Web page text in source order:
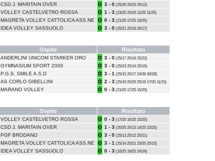
CSD J. MARITAIN OVER O 3 - 0 (25/20 25/23 25/12)
VOLLEY CASTELVETRO ROSSA O 1 - 3 (23/25 25/20 12/25 11/25)
MAGRETA VOLLEY CATTOLICA ASS.NE O 0 - 3 (21/25 17/25 19/25)
IDEA VOLLEY SASSUOLO O 3 - 0 (25/21 25/16 25/17)
Ospite Risultato
ANDERLINI UNICOM STARKER ORO O 3 - 0 (25/17 25/16 25/22)
GYMNASIUM SPORT 2000 O 3 - 0 (25/23 25/14 25/19)
P.G.S. SMILE A.S.D O 3 - 1 (25/15 25/17 24/26 30/28)
AS CORLO GIBELLINI O 2 - 3 (25/19 20/25 25/19 17/25 11/15)
MARANO VOLLEY O 0 - 3 (21/25 17/25 15/25)
Ospite Risultato
VOLLEY CASTELVETRO ROSSA O 0 - 3 (17/25 16/25 15/25)
CSD J. MARITAIN OVER O 1 - 3 (20/25 25/13 14/25 23/25)
PGF BRODANO O 3 - 0 (25/13 25/12 25/21)
MAGRETA VOLLEY CATTOLICA ASS.NE O 3 - 1 (25/14 25/21 23/25 25/15)
IDEA VOLLEY SASSUOLO O 0 - 3 (16/25 19/25 24/26)